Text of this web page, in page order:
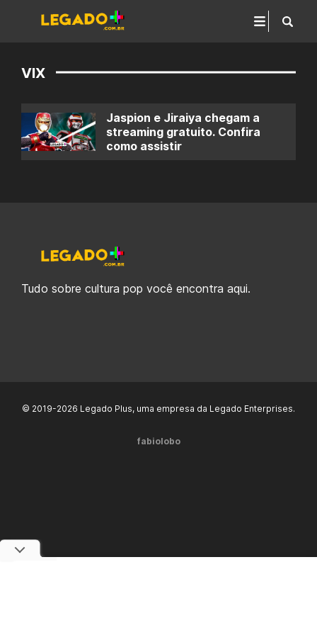
VIX
Jaspion e Jiraiya chegam a
streaming gratuito. Confira
como assistir
Tudo sobre cultura pop você encontra aqui.
© 2019-2026 Legado Plus, uma empresa da Legado Enterprises.
fabiolobo